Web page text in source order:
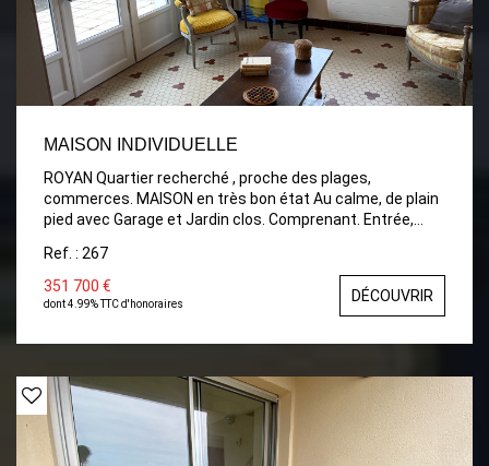
MAISON INDIVIDUELLE
ROYAN Quartier recherché , proche des plages,
commerces. MAISON en très bon état Au calme, de plain
pied avec Garage et Jardin clos. Comprenant. Entrée,
équipée et aménagée, 2 Chambres , Salle d'eau avec
fenêtre, wc séparé. Terrasse carrelée de 30m², Garage
avec porte électrique et coin Buanderie, Cabanon. JARDIN
clos d'environ 480m² A VISITER Rapidement .
Ref. : 267
351 700 €
dont 4.99% TTC d'honoraires DÉCOUVRIR